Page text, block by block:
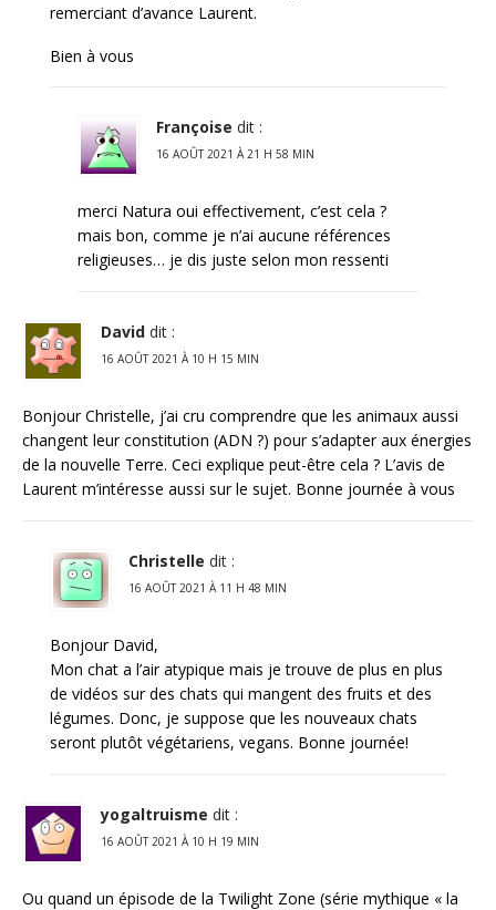
remerciant d’avance Laurent.
Bien à vous
Françoise dit :
16 AOÛT 2021 À 21 H 58 MIN
merci Natura oui effectivement, c’est cela ?
mais bon, comme je n’ai aucune références
religieuses… je dis juste selon mon ressenti
David dit :
16 AOÛT 2021 À 10 H 15 MIN
Bonjour Christelle, j’ai cru comprendre que les animaux aussi
changent leur constitution (ADN ?) pour s’adapter aux énergies
de la nouvelle Terre. Ceci explique peut-être cela ? L’avis de
Laurent m’intéresse aussi sur le sujet. Bonne journée à vous
Christelle dit :
16 AOÛT 2021 À 11 H 48 MIN
Bonjour David,
Mon chat a l’air atypique mais je trouve de plus en plus
de vidéos sur des chats qui mangent des fruits et des
légumes. Donc, je suppose que les nouveaux chats
seront plutôt végétariens, vegans. Bonne journée!
yogaltruisme dit :
16 AOÛT 2021 À 10 H 19 MIN
Ou quand un épisode de la Twilight Zone (série mythique « la